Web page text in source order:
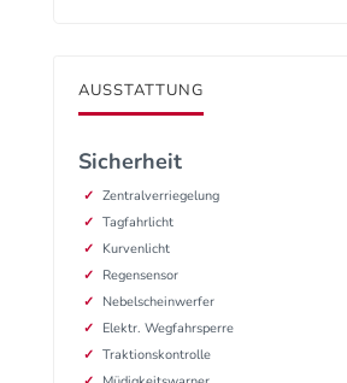
AUSSTATTUNG
Sicherheit
Zentralverriegelung
Tagfahrlicht
Kurvenlicht
Regensensor
Nebelscheinwerfer
Elektr. Wegfahrsperre
Traktionskontrolle